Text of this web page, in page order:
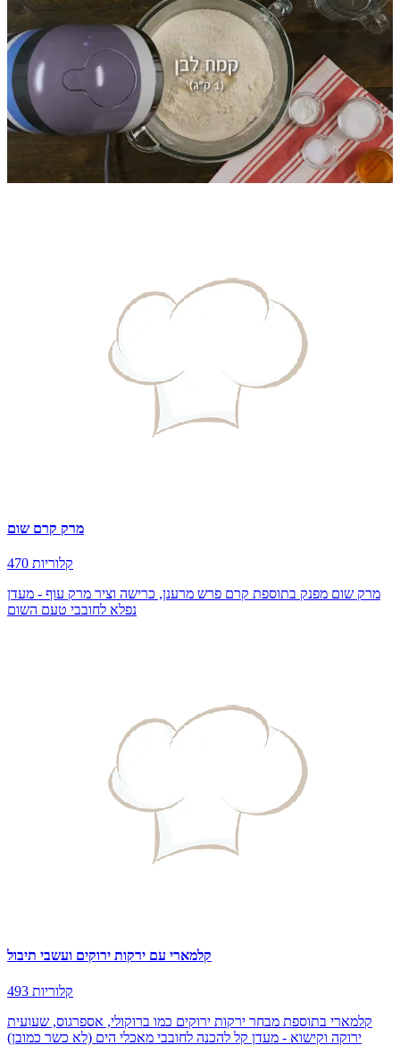
מרק קרם שום
470 קלוריות
מרק שום מפנק בתוספת קרם פרש מרענן, כרישה וציר מרק עוף - מעדן
נפלא לחובבי טעם השום
קלמארי עם ירקות ירוקים ועשבי תיבול
493 קלוריות
קלמארי בתוספת מבחר ירקות ירוקים כמו ברוקולי, אספרגוס, שעועית
ירוקה וקישוא - מעדן קל להכנה לחובבי מאכלי הים (לא כשר כמובן)